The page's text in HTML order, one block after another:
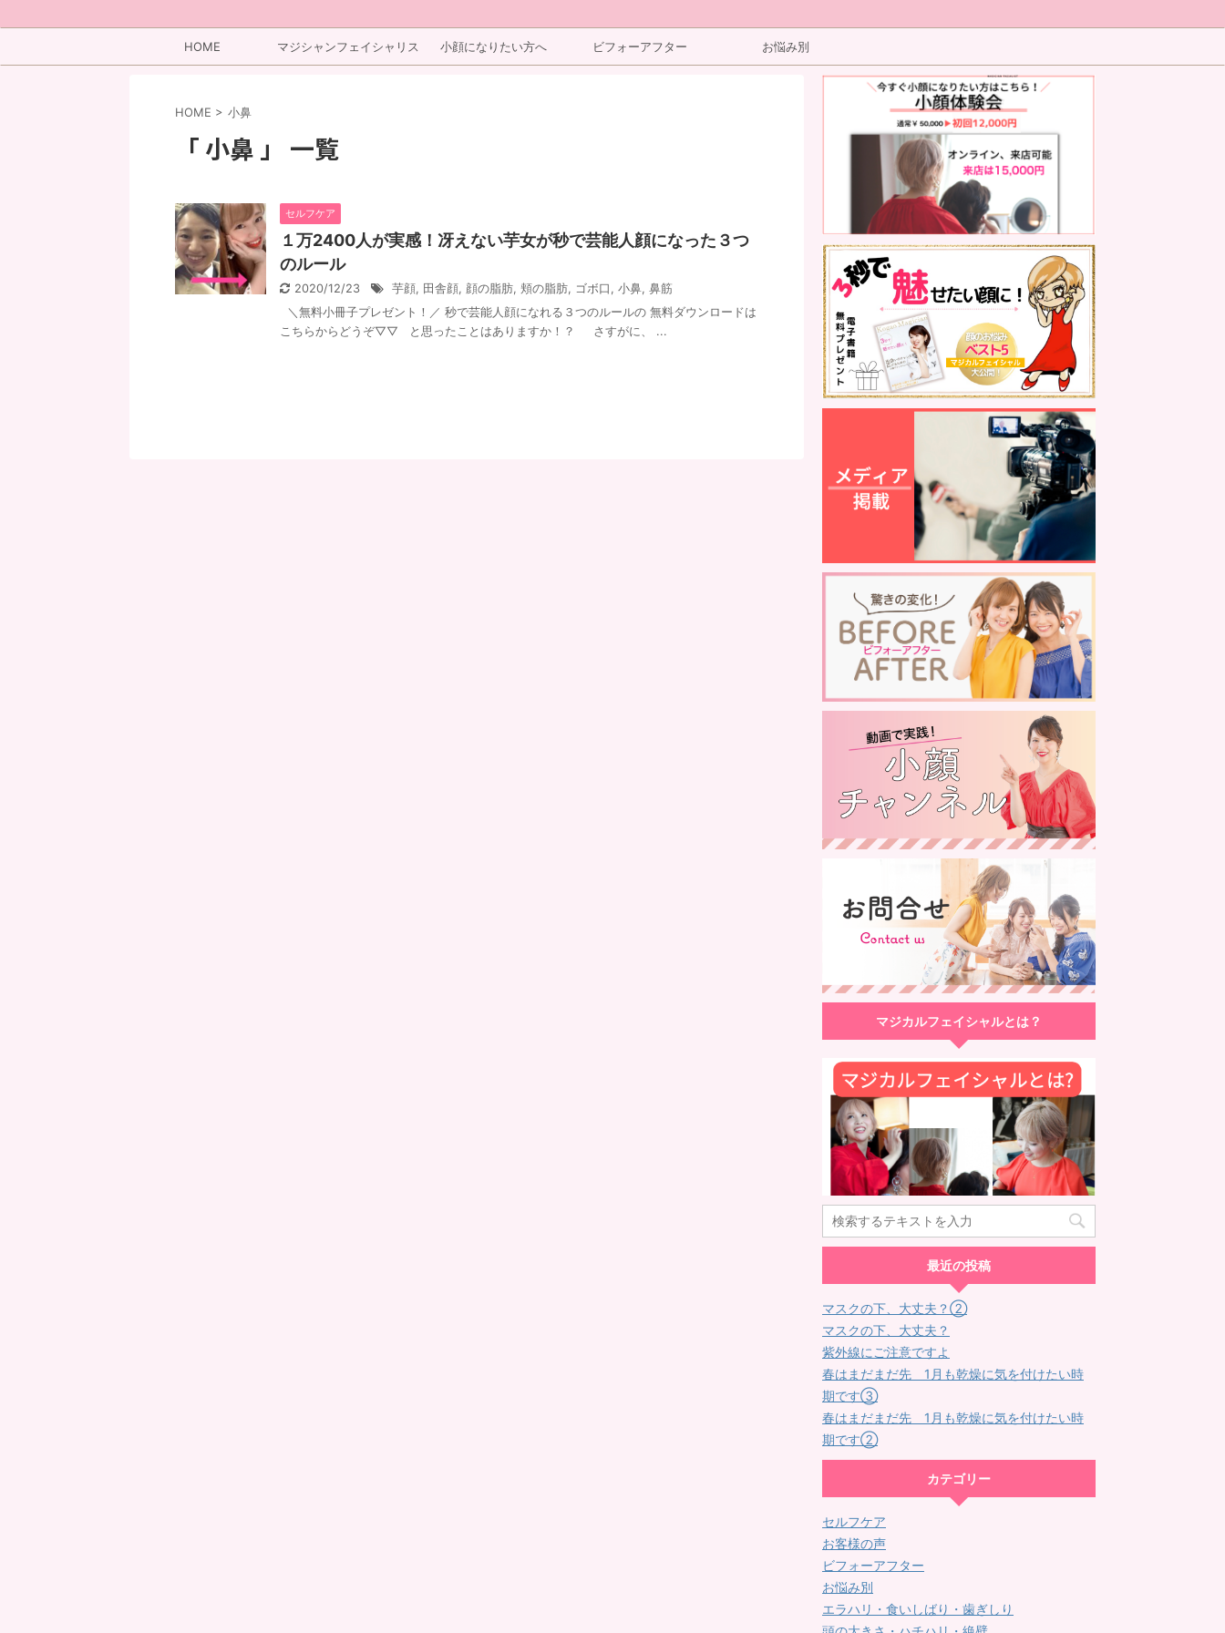
HOME マジシャンフェイシャリス 小顔になりたい方へ ビフォーアフター お悩み別
HOME > 小鼻
「 小鼻 」 一覧
セルフケア
１万2400人が実感！冴えない芋女が秒で芸能人顔になった３つ
のルール
2020/12/23 芋顔, 田舎顔, 顔の脂肪, 頬の脂肪, ゴボ口 , 小鼻, 鼻筋
＼無料小冊子プレゼント！／ 秒で芸能人顔になれる３つのルールの 無料ダウンロードは
こちらからどうぞ▽▽ と思ったことはありますか！？ さすがに、 ...
マジカルフェイシャルとは？
最近の投稿
マスクの下、大丈夫？②
マスクの下、大丈夫？
紫外線にご注意ですよ
春はまだまだ先 1月も乾燥に気を付けたい時
期です③
春はまだまだ先 1月も乾燥に気を付けたい時
期です②
カテゴリー
セルフケア
お客様の声
ビフォーアフター
お悩み別
エラハリ・食いしばり・歯ぎしり